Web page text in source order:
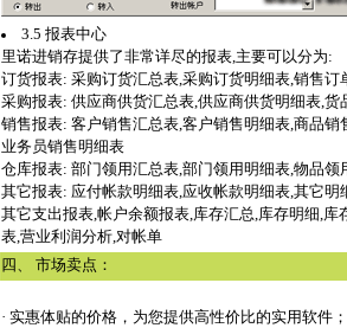
3.5 报表中心
里诺进销存提供了非常详尽的报表,主要可以分为:
订货报表: 采购订货汇总表,采购订货明细表,销售订
采购报表: 供应商供货汇总表,供应商供货明细表,货
销售报表: 客户销售汇总表,客户销售明细表,商品
业务员销售明细表
仓库报表: 部门领用汇总表,部门领用明细表,物品领
其它报表: 应付帐款明细表,应收帐款明细表,其它明
其它支出报表,帐户余额报表,库存汇总,库存明细,
表,营业利润分析,对帐单
四、 市场卖点：
· 实惠体贴的价格，为您提供高性价比的实用软件；